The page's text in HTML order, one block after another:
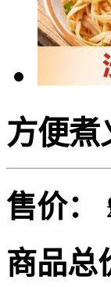
方便煮
售价：
商品总